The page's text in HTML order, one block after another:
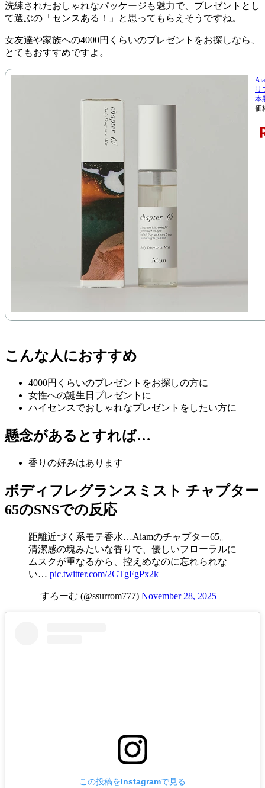
洗練されたおしゃれなパッケージも魅力で、プレゼントとし
て選ぶの「センスある！」と思ってもらえそうですね。
女友達や家族への4000円くらいのプレゼントをお探しなら、
とてもおすすめですよ。
リ
本
価
こんな人におすすめ
4000円くらいのプレゼントをお探しの方に
女性への誕生日プレゼントに
ハイセンスでおしゃれなプレゼントをしたい方に
懸念があるとすれば…
香りの好みはあります
ボディフレグランスミスト チャプター
65のSNSでの反応
距離近づく系モテ香水…Aiamのチャプター65。
清潔感の塊みたいな香りで、優しいフローラルに
ムスクが重なるから、控えめなのに忘れられな
い… pic.twitter.com/2CTgFgPx2k
— すろーむ (@ssurrom777) November 28, 2025
この投稿をInstagramで見る